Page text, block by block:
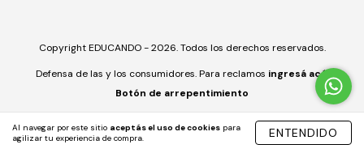
Al navegar por este sitio aceptás el uso de cookies para
agilizar tu experiencia de compra.
ENTENDIDO
Copyright EDUCANDO - 2026. Todos los derechos reservados.
Defensa de las y los consumidores. Para reclamos ingresá acá.
Botón de arrepentimiento